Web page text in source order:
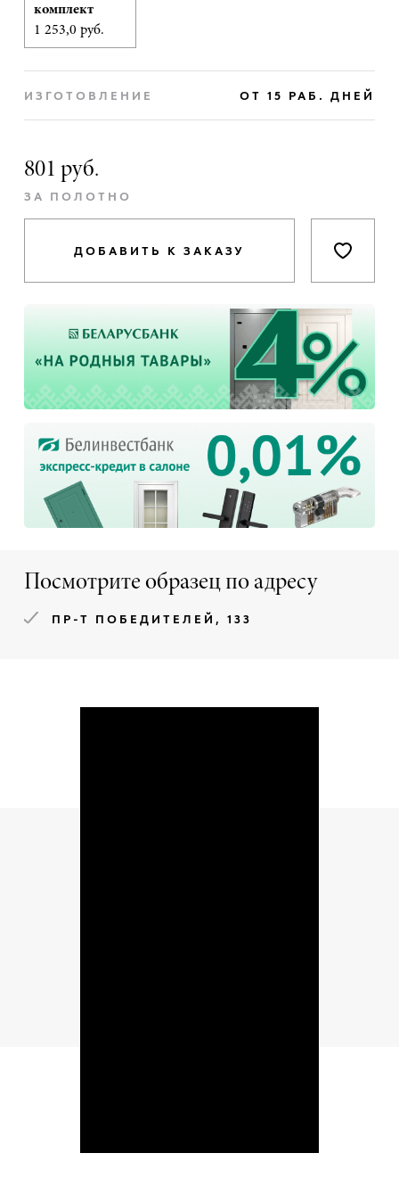
ИЗГОТОВЛЕНИЕ ОТ 15 РАБ. ДНЕЙ
801 руб.
ЗА ПОЛОТНО
ДОБАВИТЬ К ЗАКАЗУ
комплект
1 253,0 руб.
Посмотрите образец по адресу
ПР-Т ПОБЕДИТЕЛЕЙ, 133